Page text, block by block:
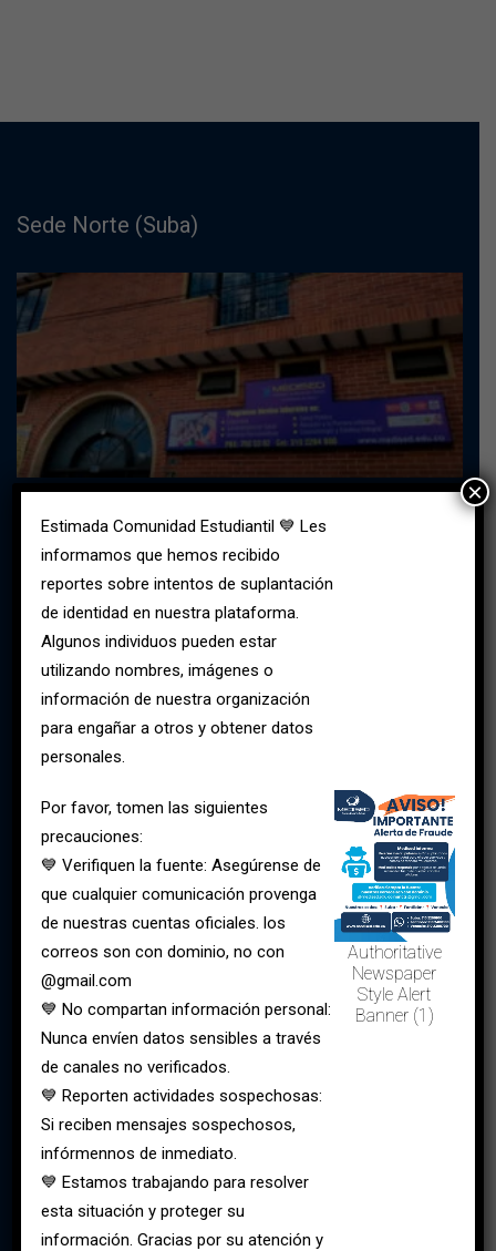
Sede Norte (Suba)
Calle 146 C bis No 91-59
310 2200100
Sede Occidente (Fontibón)
Estimada Comunidad Estudiantil 💙 Les
informamos que hemos recibido
reportes sobre intentos de suplantación
de identidad en nuestra plataforma.
Algunos individuos pueden estar
utilizando nombres, imágenes o
información de nuestra organización
para engañar a otros y obtener datos
personales.
Por favor, tomen las siguientes
precauciones:
💙 Verifiquen la fuente: Asegúrense de
que cualquier comunicación provenga
de nuestras cuentas oficiales. los
correos son con dominio, no con
@gmail.com
💙 No compartan información personal:
Nunca envíen datos sensibles a través
de canales no verificados.
💙 Reporten actividades sospechosas:
Si reciben mensajes sospechosos,
infórmennos de inmediato.
💙 Estamos trabajando para resolver
esta situación y proteger su
información. Gracias por su atención y
Authoritative
Newspaper
Style Alert
Banner (1)
×